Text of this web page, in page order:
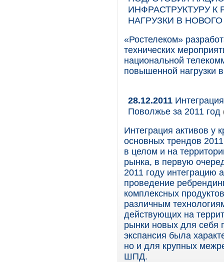
ИНФРАСТРУКТУРУ
НАГРУЗКИ В НОВОГО
«Ростелеком»
технических
национальной
повышенной нагрузки
28.12.2011
Поволжье за 2011 год
Интеграция активов у
основных трендов
в целом и на
рынка, в первую
2011 году интеграцию
проведение
комплексных
различным
действующих на
рынки новых для себя
экспансия была
но и для крупных
ШПД.